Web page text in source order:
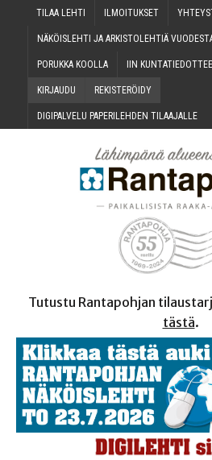
TILAA LEH­TI ILMOI­TUK­SET
NÄKÖIS­LEH­TI JA ARKIS­TO­LEH­TIÄ
PORUK­KA KOOLLA IIN
KIR­JAU­DU REKIS­TE­RÖI­DY
DIGI­PAL­VE­LU PAPE­RI­LEH­DEN TILAAJALLE
Tutustu Rantapohjan
tästä.